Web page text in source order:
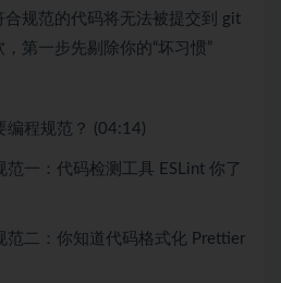
规范的代码将无法被提交到 git
第一步先剔除你的“坏习惯”
编程规范？ (04:14)
一：代码检测工具 ESLint 你了
范二：你知道代码格式化 Prettier